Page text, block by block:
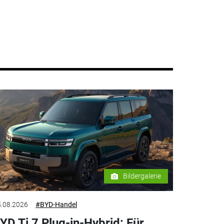
Bildergalerie
#BYD-Handel